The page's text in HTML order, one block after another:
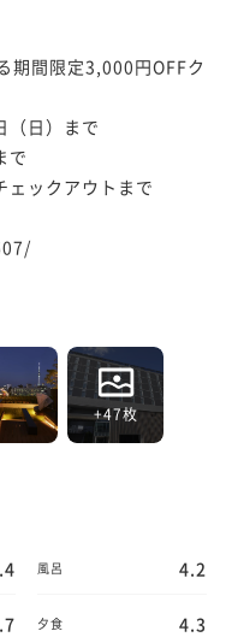
期間限定3,000円OFFク
（日）まで
で
ックアウトまで
+47枚
風呂 4.2
夕食 4.3